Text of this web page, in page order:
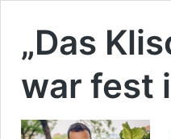
„Das
war fest